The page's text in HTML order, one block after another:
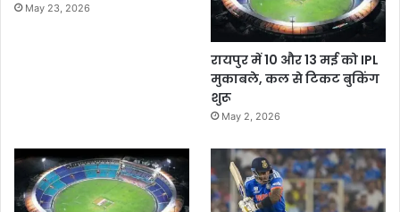
May 23, 2026
रायपुर में 10 और 13 मई को IPL
मुकाबले, कल से टिकट बुकिंग
शुरू
May 2, 2026